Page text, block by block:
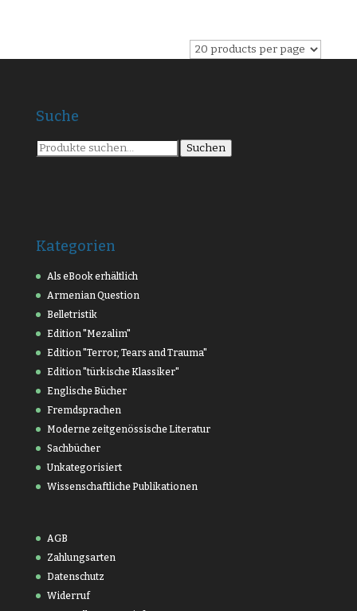
Suche
Suche
nach:
Suchen
Kategorien
Als eBook erhältlich
Armenian Question
Belletristik
Edition "Mezalim"
Edition "Terror, Tears and Trauma"
Edition "türkische Klassiker"
Englische Bücher
Fremdsprachen
Moderne zeitgenössische Literatur
Sachbücher
Unkategorisiert
Wissenschaftliche Publikationen
AGB
Zahlungsarten
Datenschutz
Widerruf